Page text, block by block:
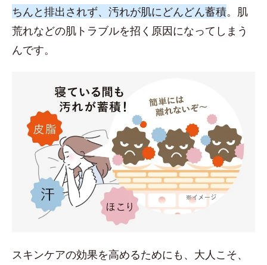
ちんと排出されず、汚れが肌にどんどん蓄積。肌
荒れなどの肌トラブルを招く原因になってしまう
んです。
スキンケアの効果を高めるためにも、大人こそ、